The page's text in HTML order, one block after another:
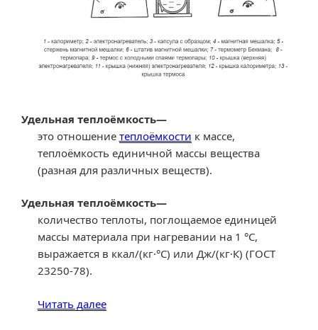
сгорания
Удельная теплоёмкость—
это отношение теплоёмкости к массе,
теплоёмкость единичной массы вещества
(разная для различных веществ).
Удельная теплоёмкость—
количество теплоты, поглощаемое единицей
массы материала при нагревании на 1 °С,
выражается в ккал/(кг·°С) или Дж/(кг·К) (ГОСТ
23250-78).
Читать далее«Справка